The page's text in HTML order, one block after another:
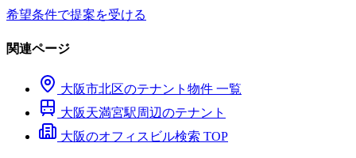
希望条件で提案を受ける
関連ページ
大阪市北区のテナント物件 一覧
大阪天満宮駅周辺のテナント
大阪のオフィスビル検索 TOP